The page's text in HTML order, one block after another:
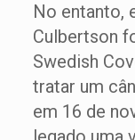
No entanto,
Culbertson
Swedish
tratar um
em 16 de